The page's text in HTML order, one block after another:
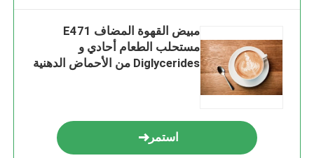
مبيض القهوة المضاف E471
مستحلب الطعام أحادي و
Diglycerides من الأحماض الدهنية
استمر